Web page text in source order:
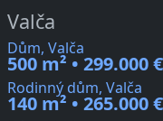
Valča
Dům, Valča
500 m² • 299.000 €
Rodinný dům, Valča
140 m² • 265.000 €